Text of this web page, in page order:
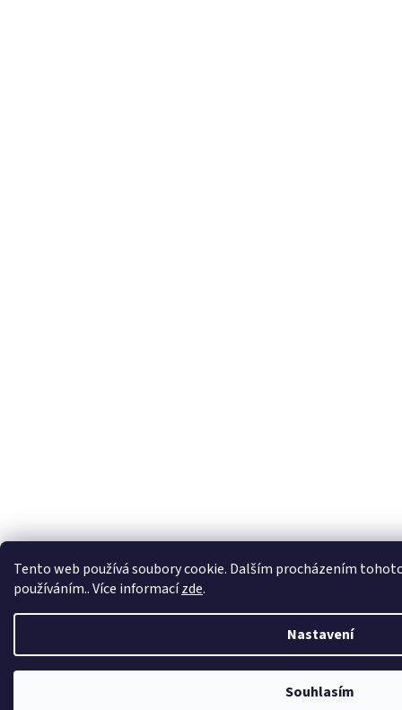
Tento web používá soubory cookie. Dalším procházením
používáním.. Více informacízde.
Nastavení
Souhlasím
Online
Začít konverzaci